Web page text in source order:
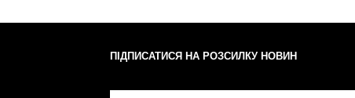
ПІДПИСАТИСЯ НА РОЗСИЛКУ НОВИН